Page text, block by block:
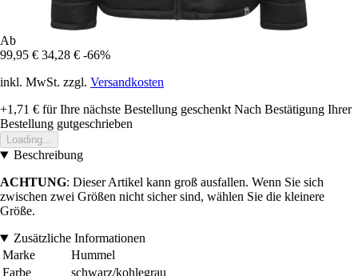
Ab
99,95 € 34,28 € -66%
inkl. MwSt. zzgl. Versandkosten
+1,71 € für Ihre nächste Bestellung geschenkt Nach Bestätigung Ihrer
Bestellung gutgeschrieben
Loading...
Beschreibung
ACHTUNG: Dieser Artikel kann groß ausfallen. Wenn Sie sich
zwischen zwei Größen nicht sicher sind, wählen Sie die kleinere
Größe.
Zusätzliche Informationen
Marke
Hummel
Farbe
schwarz/kohlegrau